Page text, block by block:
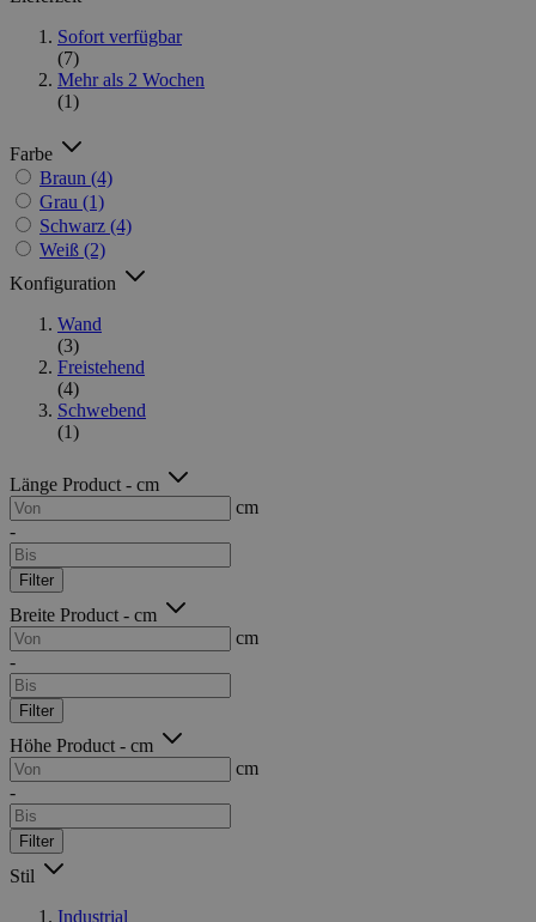
Sofort verfügbar
(7)
Mehr als 2 Wochen
(1)
Farbe
Braun (4)
Grau (1)
Schwarz (4)
Weiß (2)
Konfiguration
Wand
(3)
Freistehend
(4)
Schwebend
(1)
Länge Product - cm
cm
-
Filter
Breite Product - cm
cm
-
Filter
Höhe Product - cm
cm
-
Filter
Stil
Industrial